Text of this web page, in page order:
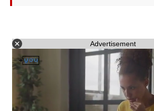
Advertisement